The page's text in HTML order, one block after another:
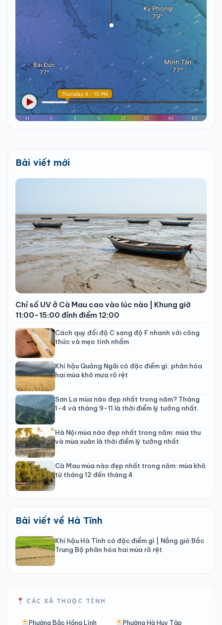
Bài viết mới
Chỉ số UV ở Cà Mau cao vào lúc nào | Khung giờ
11:00-15:00 đỉnh điểm 12:00
Cách quy đổi độ C sang độ F nhanh với công
thức và mẹo tính nhẩm
Khí hậu Quảng Ngãi có đặc điểm gì: phân hóa
hai mùa khô mưa rõ rệt
Sơn La mùa nào đẹp nhất trong năm? Tháng
1-4 và tháng 9-11 là thời điểm lý tưởng nhất.
Hà Nội mùa nào đẹp nhất trong năm: mùa thu
và mùa xuân là thời điểm lý tưởng nhất
Cà Mau mùa nào đẹp nhất trong năm: mùa khô
từ tháng 12 đến tháng 4
Bài viết về Hà Tĩnh
Khí hậu Hà Tĩnh có đặc điểm gì | Nắng gió Bắc
Trung Bộ phân hóa hai mùa rõ rệt
CÁC XÃ THUỘC TỈNH
Phường Bắc Hồng Lĩnh Phường Hà Huy Tập